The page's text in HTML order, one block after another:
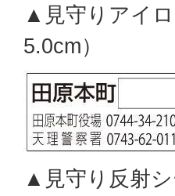
▲見守りアイ
5.0cm）
▲見守り反射